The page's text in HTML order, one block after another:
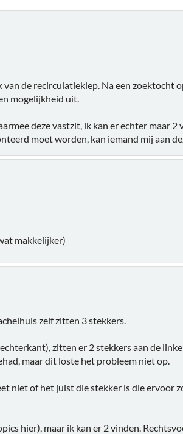
de recirculatieklep. Na een zoektocht
mogelijkheid uit.
deze vastzit, ik kan er echter maar
moet worden, kan iemand mij aan
makkelijker)
zelf zitten 3 stekkers.
zitten er 2 stekkers aan de
maar dit loste het probleem niet op.
niet of het juist die stekker is die ervoor
hier), maar ik kan er 2 vinden.